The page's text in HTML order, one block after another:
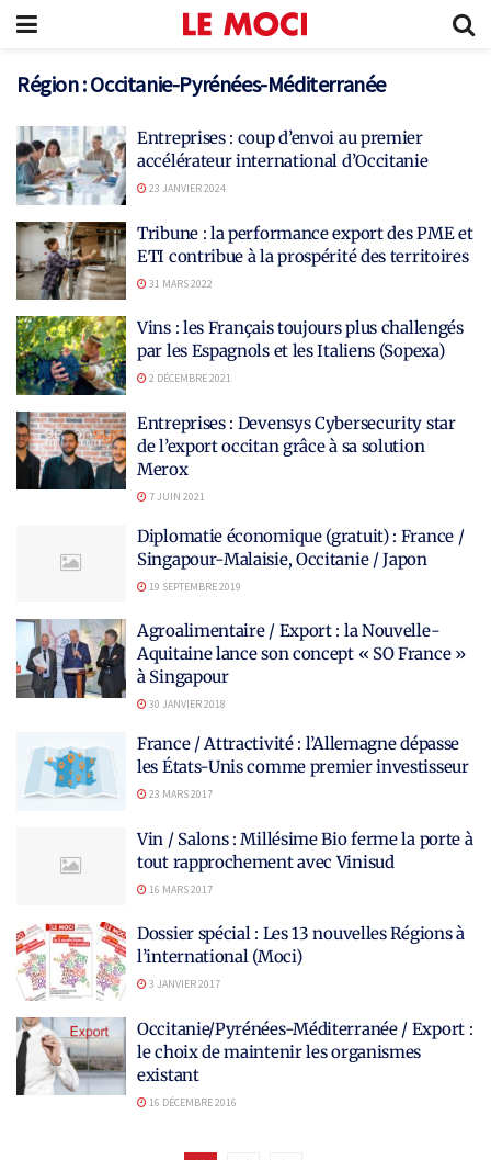
Région :Occitanie-Pyrénées-Méditerranée
Entreprises : coup d’envoi au premier
accélérateur international d’Occitanie
23 JANVIER 2024
Tribune : la performance export des PME et
ETI contribue à la prospérité des territoires
31 MARS 2022
Vins : les Français toujours plus challengés
par les Espagnols et les Italiens (Sopexa)
2 DÉCEMBRE 2021
Entreprises : Devensys Cybersecurity star
de l’export occitan grâce à sa solution
Merox
7 JUIN 2021
Diplomatie économique (gratuit) : France /
Singapour-Malaisie, Occitanie / Japon
19 SEPTEMBRE 2019
Agroalimentaire / Export : la Nouvelle-
Aquitaine lance son concept « SO France »
à Singapour
30 JANVIER 2018
France / Attractivité : l’Allemagne dépasse
les États-Unis comme premier investisseur
23 MARS 2017
Vin / Salons : Millésime Bio ferme la porte à
tout rapprochement avec Vinisud
16 MARS 2017
Dossier spécial : Les 13 nouvelles Régions à
l’international (Moci)
3 JANVIER 2017
Occitanie/Pyrénées-Méditerranée / Export :
le choix de maintenir les organismes
existant
16 DÉCEMBRE 2016